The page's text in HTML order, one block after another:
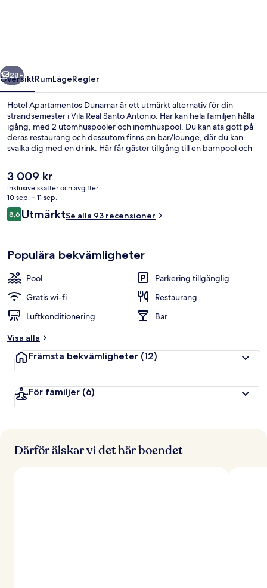
Nästa
28+
ÖversiktRumLägeRegler
Hotel Apartamentos Dunamar är ett utmärkt alternativ för din
strandsemester i Vila Real Santo Antonio. Här kan hela familjen hålla
igång, med 2 utomhuspooler och inomhuspool. Du kan äta gott på
deras restaurang och dessutom finns en bar/lounge, där du kan
svalka dig med en drink. Här får gäster tillgång till en barnpool och
mikrovågsugnar.
Det
nuvarande
priset
är
3 009 kr
3 009 kr
inklusive skatter och avgifter
10 sep. – 11 sep.
Recensioner
8,68,6 av 10,
UtmärktSe alla 93 recensioner
Populära bekvämligheter
Pool
Parkering tillgänglig
Gratis wi-fi
Restaurang
Luftkonditionering
Bar
Visa alla
Främsta bekvämligheter (12)
För familjer (6)
Därför älskar vi det här boendet